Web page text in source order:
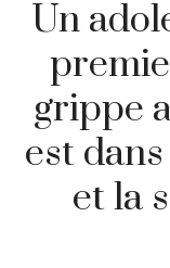
Un
grippe
est
et la